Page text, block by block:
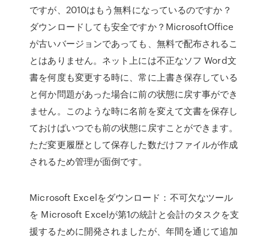
ですが、2010はもう無料になっているのですか？
ダウンロードしても安全ですか？MicrosoftOffice
が古いバージョンであっても、無料で配布されるこ
とはありません。ネット上には不正なソフ Word文
書を何度も変更する時に、常に上書き保存している
と何か問題があった場合に前の状態に戻す事ができ
ません。このような時に名前を変えて文書を保存し
ておけばいつでも前の状態に戻すことができます。
ただ変更履歴として保存した数だけファイルが作成
されるため管理が面倒です。
Microsoft Excelをダウンロード：不可欠なツール
を Microsoft Excelが第1の統計と会計のタスクを支
援するために開発されましたが、年間を通じて追加